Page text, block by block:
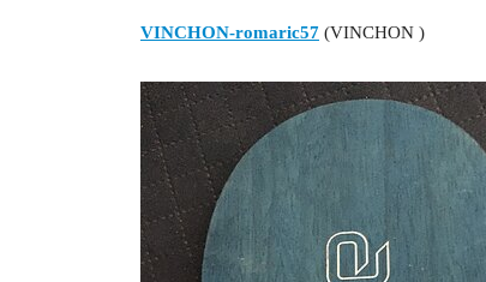
VINCHON-romaric57 (VINCHON )